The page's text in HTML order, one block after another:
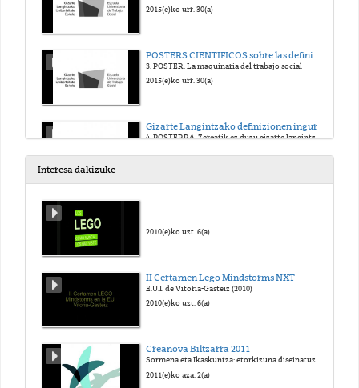
2015(e)ko urr. 30(a)
3. POSTER. La maquinaria del trabajo social
2015(e)ko urr. 30(a)
4. POSTERRA. Zergatik ez duzu gizarte langintza baloratzen?
Interesa dakizuke
2010(e)ko uzt. 6(a)
II Certamen Lego Mindstorms NXT
E.U.I. de Vitoria-Gasteiz (2010)
2010(e)ko uzt. 6(a)
Creanova Biltzarra 2011
Sormena eta Ikaskuntza: etorkizuna diseinatuz
2011(e)ko aza. 2(a)